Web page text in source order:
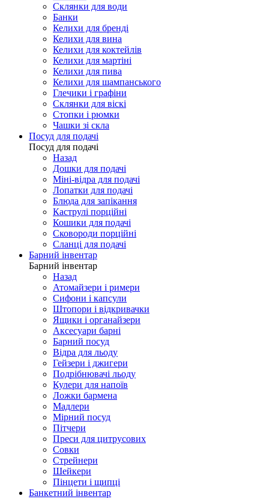
Склянки для води
Банки
Келихи для бренді
Келихи для вина
Келихи для коктейлів
Келихи для мартіні
Келихи для пива
Келихи для шампанського
Глечики і графіни
Склянки для віскі
Стопки і рюмки
Чашки зі скла
Посуд для подачі
Посуд для подачі
Назад
Дошки для подачі
Міні-відра для подачі
Лопатки для подачі
Блюда для запікання
Каструлі порційні
Кошики для подачі
Сковороди порційні
Сланці для подачі
Барний інвентар
Барний інвентар
Назад
Атомайзери і римери
Сифони і капсули
Штопори і відкривачки
Ящики і органайзери
Аксесуари барні
Барний посуд
Відра для льоду
Гейзери і джигери
Подрібнювачі льоду
Кулери для напоїв
Ложки бармена
Мадлери
Мірний посуд
Пітчери
Преси для цитрусових
Совки
Стрейнери
Шейкери
Пінцети і щипці
Банкетний інвентар